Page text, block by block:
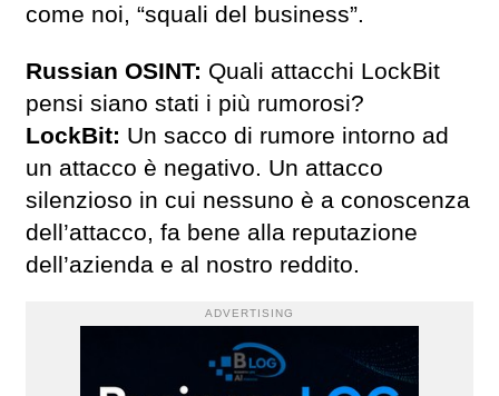
come noi, “squali del business”.
Russian OSINT: Quali attacchi LockBit
pensi siano stati i più rumorosi?
LockBit: Un sacco di rumore intorno ad
un attacco è negativo. Un attacco
silenzioso in cui nessuno è a conoscenza
dell’attacco, fa bene alla reputazione
dell’azienda e al nostro reddito.
ADVERTISING